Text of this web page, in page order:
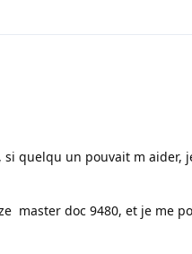
quelqu un pouvait m aider,
master doc 9480, et je me